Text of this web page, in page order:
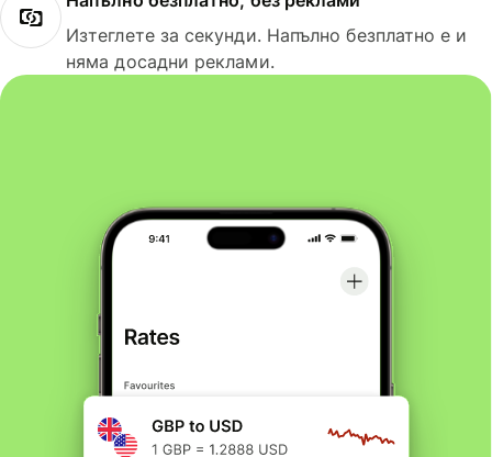
Изтеглете за секунди. Напълно безплатно е и
няма досадни реклами.